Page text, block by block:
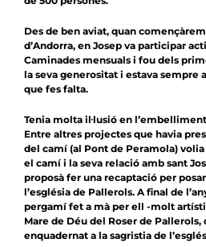
Des de ben aviat, quan
d’Andorra, en Josep va participar
Caminades mensuals i fou dels
la seva generositat i estava sempre
que fes falta.
Tenia molta il·lusió en
Entre altres projectes que havia
del camí (al Pont de Peramola)
el camí i la seva relació amb sant
proposà fer una recaptació per
l’església de Pallerols. A final de
pergamí fet a mà per ell -molt
Mare de Déu del Roser de
enquadernat a la sagristia de